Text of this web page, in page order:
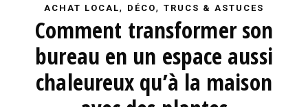
ACHAT LOCAL, DÉCO, TRUCS & ASTUCES
Comment transformer son
bureau en un espace aussi
chaleureux qu’à la maison